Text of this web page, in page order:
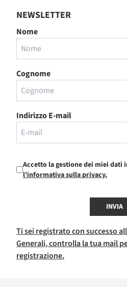
NEWSLETTER
Nome
Cognome
Indirizzo E-mail
Accetto la gestione dei miei dati
l'informativa sulla privacy.
INVIA
Ti sei registrato con successo
Generali, controlla la tua mail
registrazione.